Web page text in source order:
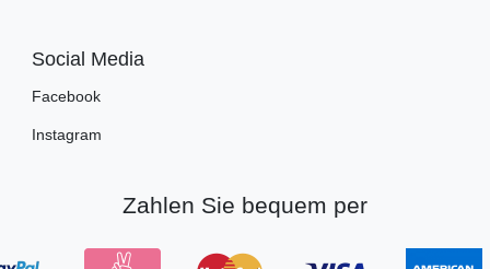
Social Media
Facebook
Instagram
Zahlen Sie bequem per